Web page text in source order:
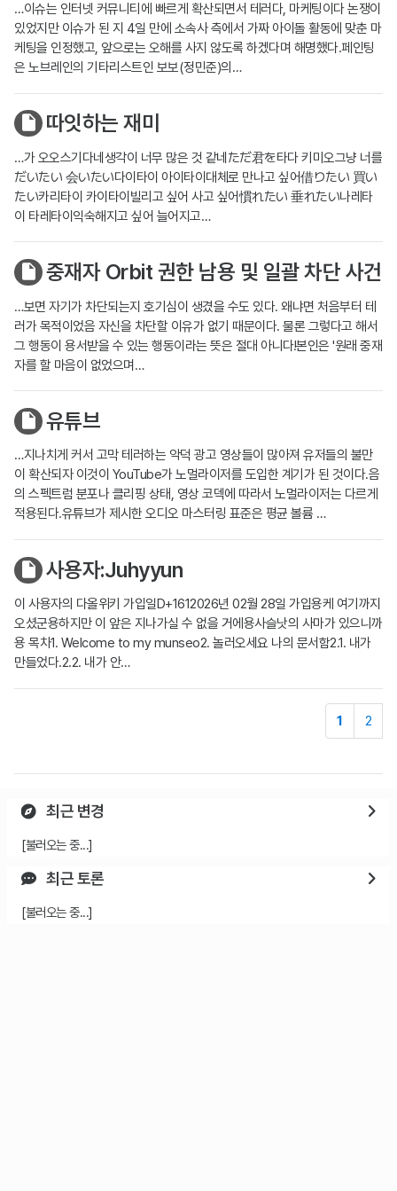
…이슈는 인터넷 커뮤니티에 빠르게 확산되면서 테러다, 마케팅이다 논쟁이
있었지만 이슈가 된 지 4일 만에 소속사 측에서 가짜 아이돌 활동에 맞춘 마
케팅을 인정했고, 앞으로는 오해를 사지 않도록 하겠다며 해명했다.페인팅
은 노브레인의 기타리스트인 보보(정민준)의…
따잇하는 재미
…가 오오스기다네생각이 너무 많은 것 같네ただ君を타다 키미오그냥 너를
だいたい 会いたい다이타이 아이타이대체로 만나고 싶어借りたい 買い
たい카리타이 카이타이빌리고 싶어 사고 싶어慣れたい 垂れたい나레타
이 타레타이익숙해지고 싶어 늘어지고…
중재자 Orbit 권한 남용 및 일괄 차단 사건
…보면 자기가 차단되는지 호기심이 생겼을 수도 있다. 왜냐면 처음부터 테
러가 목적이었음 자신을 차단할 이유가 없기 때문이다. 물론 그렇다고 해서
그 행동이 용서받을 수 있는 행동이라는 뜻은 절대 아니다!본인은 '원래 중재
자를 할 마음이 없었으며…
유튜브
…지나치게 커서 고막 테러하는 악덕 광고 영상들이 많아져 유저들의 불만
이 확산되자 이것이 YouTube가 노멀라이저를 도입한 계기가 된 것이다.음
의 스펙트럼 분포나 클리핑 상태, 영상 코덱에 따라서 노멀라이저는 다르게
적용된다.유튜브가 제시한 오디오 마스터링 표준은 평균 볼륨 …
사용자:Juhyyun
이 사용자의 다올위키 가입일D+1612026년 02월 28일 가입용케 여기까지
오셨군용하지만 이 앞은 지나가실 수 없을 거에용사슬낫의 사마가 있으니까
용 목차1. Welcome to my munseo2. 놀러오세요 나의 문서함2.1. 내가
만들었다.2.2. 내가 안…
1 2
최근 변경
[불러오는 중...]
최근 토론
[불러오는 중...]